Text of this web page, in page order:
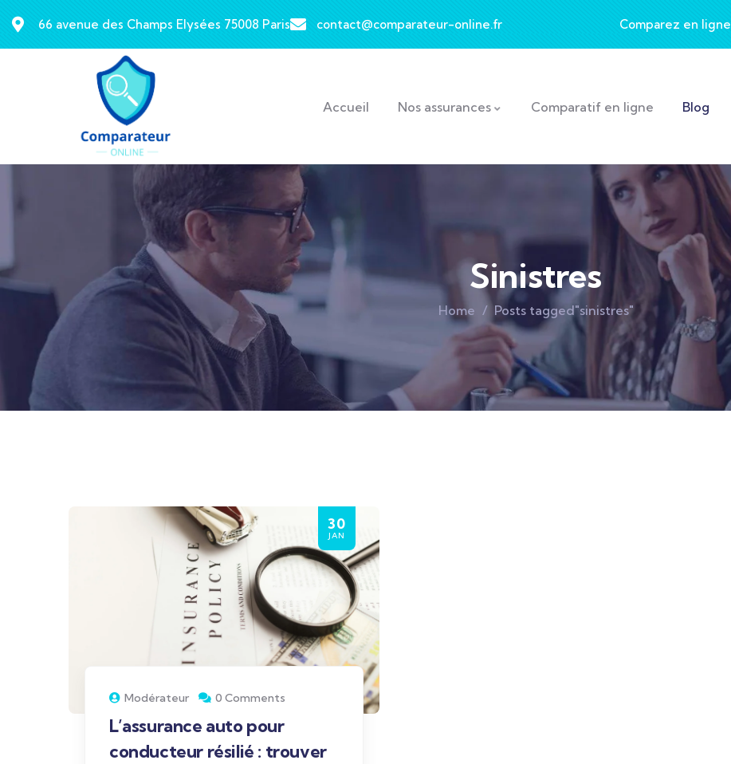
66 avenue des Champs Elysées 75008 Paris contact@comparateur-online.fr Comparez en ligne
Accueil Nos assurances Comparatif en ligne Blog
Sinistres
Home Posts tagged"sinistres"
30
JAN
Modérateur 0 Comments
L’assurance auto pour
conducteur résilié : trouver